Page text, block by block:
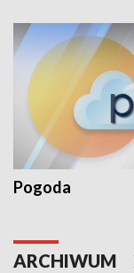
Pogoda
ARCHIWUM